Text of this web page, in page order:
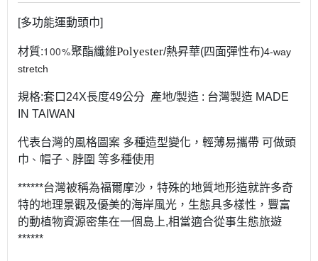
[多功能運動頭巾]
材質:100%聚酯纖維Polyester/熱昇華(四面彈性布)4-way
stretch
規格:套口24X長度49公分 產地/製造 : 台灣製造 MADE
IN TAIWAN
代表台灣的風格圖案 多種造型變化，輕薄易攜帶 可做頭
巾 、 帽子、 脖圍 等多種使用
******台灣被稱為福爾摩沙，特殊的地質地形造就許多奇
特的地理景觀及優美的海岸風光，生態具多樣性，豐富
的動植物資源密集在一個島上,相當適合從事生態旅遊
******